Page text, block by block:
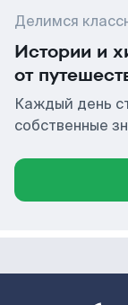
Делимся
Истории и
от
Каждый день
собственные